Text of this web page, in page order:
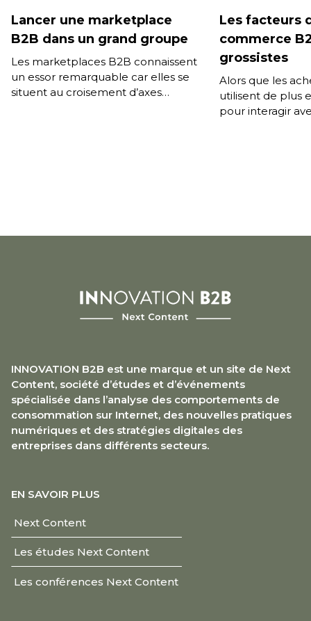
Lancer une marketplace
B2B dans un grand groupe
Les marketplaces B2B connaissent
un essor remarquable car elles se
situent au croisement d’axes
Les facteurs
commerce
grossistes
Alors que les
utilisent de plus
pour interagir
INNOVATION B2B est une marque et un site de Next
Content, société d’études et d’événements
spécialisée dans l’analyse des comportements de
consommation sur Internet, des nouvelles pratiques
numériques et des stratégies digitales des
entreprises dans différents secteurs.
EN SAVOIR PLUS
Next Content
Les études Next Content
Les conférences Next Content